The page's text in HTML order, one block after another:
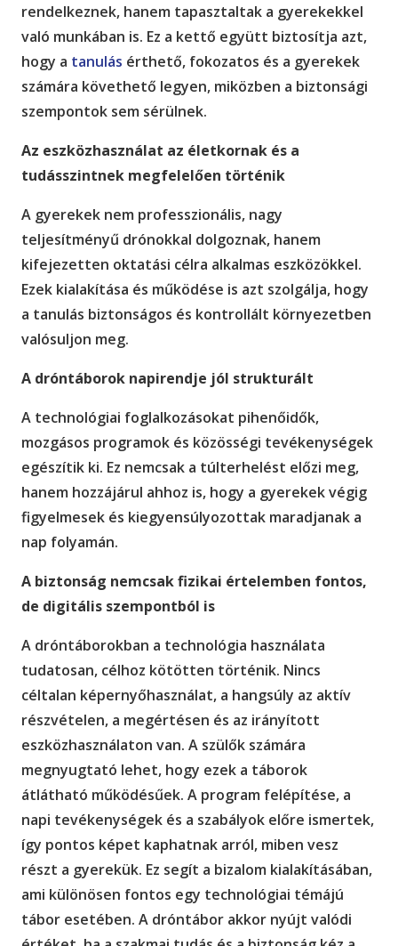
rendelkeznek, hanem tapasztaltak a gyerekekkel
való munkában is. Ez a kettő együtt biztosítja azt,
hogy a tanulás érthető, fokozatos és a gyerekek
számára követhető legyen, miközben a biztonsági
szempontok sem sérülnek.
Az eszközhasználat az életkornak és a
tudásszintnek megfelelően történik
A gyerekek nem professzionális, nagy
teljesítményű drónokkal dolgoznak, hanem
kifejezetten oktatási célra alkalmas eszközökkel.
Ezek kialakítása és működése is azt szolgálja, hogy
a tanulás biztonságos és kontrollált környezetben
valósuljon meg.
A dróntáborok napirendje jól strukturált
A technológiai foglalkozásokat pihenőidők,
mozgásos programok és közösségi tevékenységek
egészítik ki. Ez nemcsak a túlterhelést előzi meg,
hanem hozzájárul ahhoz is, hogy a gyerekek végig
figyelmesek és kiegyensúlyozottak maradjanak a
nap folyamán.
A biztonság nemcsak fizikai értelemben fontos,
de digitális szempontból is
A dróntáborokban a technológia használata
tudatosan, célhoz kötötten történik. Nincs
céltalan képernyőhasználat, a hangsúly az aktív
részvételen, a megértésen és az irányított
eszközhasználaton van. A szülők számára
megnyugtató lehet, hogy ezek a táborok
átlátható működésűek. A program felépítése, a
napi tevékenységek és a szabályok előre ismertek,
így pontos képet kaphatnak arról, miben vesz
részt a gyerekük. Ez segít a bizalom kialakításában,
ami különösen fontos egy technológiai témájú
tábor esetében. A dróntábor akkor nyújt valódi